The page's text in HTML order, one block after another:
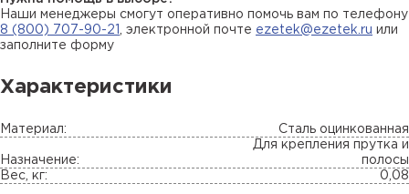
Наши менеджеры смогут оперативно помочь вам по телефону
8 (800) 707-90-21
, электронной почте ezetek@ezetek.ru или
заполните форму
Характеристики
Материал: Сталь оцинкованная
Назначение:
Для крепления прутка и
полосы
Вес, кг:
0,08